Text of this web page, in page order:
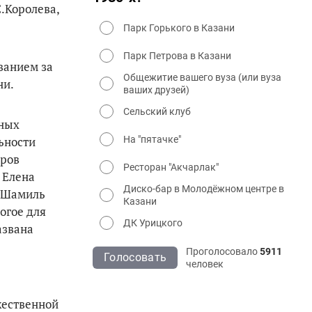
за
Шамиль
для
Парк Горького в Казани
Парк Петрова в Казани
Общежитие вашего вуза (или вуза
ваших друзей)
Сельский клуб
На "пятачке"
Ресторан "Акчарлак"
Диско-бар в Молодёжном центре в
Казани
ДК Урицкого
Голосовать Проголосовало5911
человек